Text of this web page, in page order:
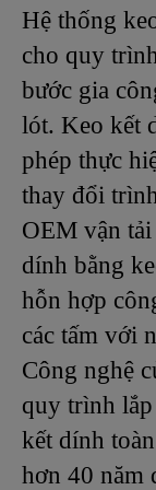
Hệ thống
cho quy
bước gia
lót. Keo kết
phép thực
thay đổi
OEM vận
dính bằng
hỗn hợp
các tấm với
Công nghệ
quy trình lắp
kết dính
hơn 40 năm